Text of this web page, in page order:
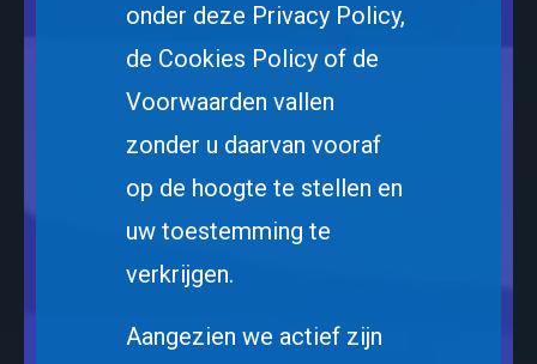
onder deze Privacy Policy,
de Cookies Policy of de
Voorwaarden vallen
zonder u daarvan vooraf
op de hoogte te stellen en
uw toestemming te
verkrijgen.
Aangezien we actief zijn